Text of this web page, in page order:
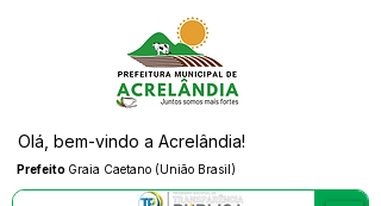
Prefeito Graia Caetano (União Brasil)
Olá, bem-vindo a Acrelândia!